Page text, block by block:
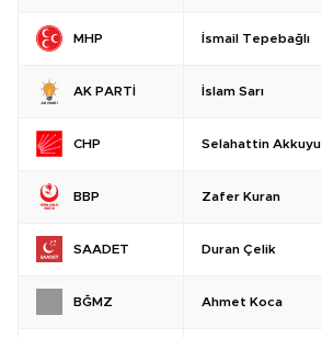
MHP İsmail Tepebağlı
AK PARTİ İslam Sarı
CHP Selahattin Akkuyu
BBP Zafer Kuran
SAADET Duran Çelik
BĞMZ Ahmet Koca